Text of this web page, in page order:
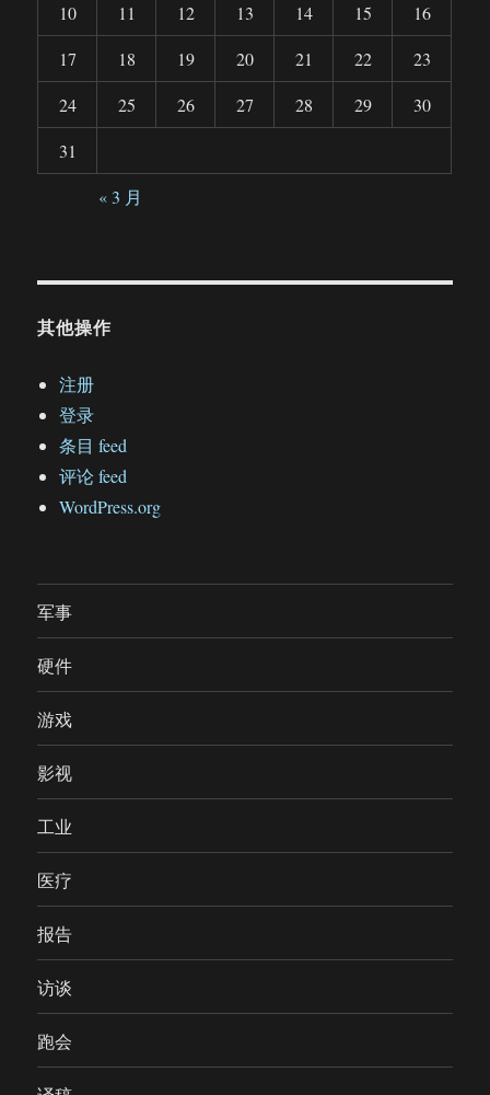
10
11 12 13 14 15
16
17
18 19 20 21 22
23
24
25 26 27 28 29
30
31
« 3 月
其他操作
注册
登录
条目 feed
评论 feed
WordPress.org
军事
硬件
游戏
影视
工业
医疗
报告
访谈
跑会